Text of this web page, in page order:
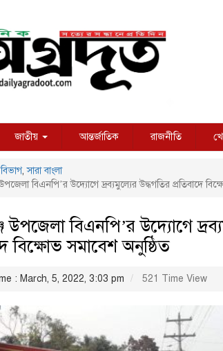
জাতীয় আন্তর্জাতিক রাজনীতি
,সারা বাংলা
বিএনপি’র উদ্যোগে দ্রব্যমুল্যের উদ্ধগতির প্রতিবাদে
উপজেলা বিএনপি’র উদ্যোগে
বিক্ষোভ সমাবেশ অনুষ্ঠিত
: March, 5, 2022, 3:03 pm 521 Time View